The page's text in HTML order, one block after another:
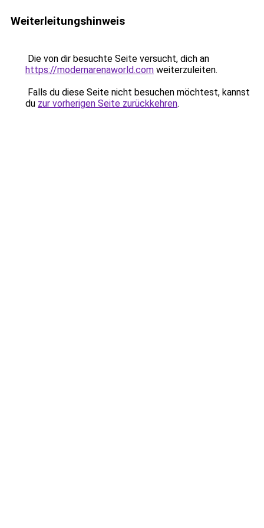
Weiterleitungshinweis
Die von dir besuchte Seite versucht, dich an
https://modernarenaworld.com weiterzuleiten.
Falls du diese Seite nicht besuchen möchtest, kannst
du zur vorherigen Seite zurückkehren.